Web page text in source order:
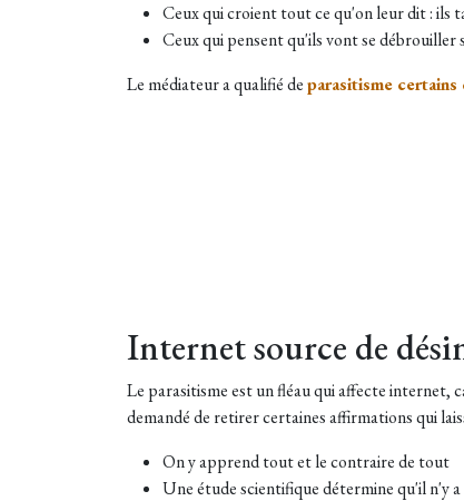
Ceux qui croient tout ce qu'on leur dit : ils
Ceux qui pensent qu'ils vont se
Le médiateur a qualifié deparasitisme
Internet source de
Le parasitisme est un fléau qui affecte internet,
demandé de retirer certaines affirmations qui
On y apprend tout et le contraire de tout
Une étude scientifique détermine qu'il n'y